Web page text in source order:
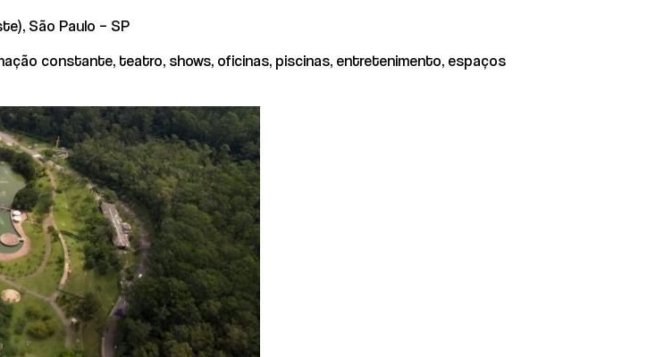
São Paulo – SP
constante, teatro, shows, oficinas, piscinas, entretenimento, espaços